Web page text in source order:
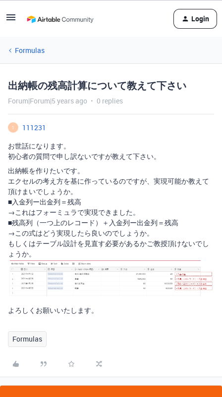
Login
Formulas
出納帳の残高計算について教えて下さい
Forum|Forum|5 years ago 0 replies
1
111231
お世話になります。
初心者の質問で申し訳ないですが教えて下さい。
出納帳を作りたいです。
エクセルの考え方を基に作っているのですが、実現可能か教えて
頂けまいでしょうか。
■入金列ー出金列＝残高
→これはフォーミュラで実現できました。
■残高列（一つ上のレコード）＋入金列ー出金列＝残高
→この式はどう実現したら良いのでしょうか。
もしくはテーブル設計を見直す必要があるかご教授頂けないでし
ょうか。
よろしくお願いいたします。
Formulas